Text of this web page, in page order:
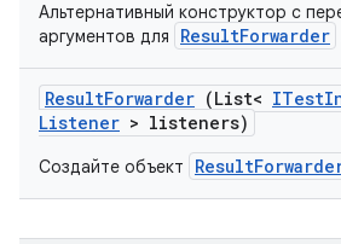
Альтернативный конструктор с
аргументов для
ResultForwarder
ResultForwarder (List< ITest
Listener > listeners)
Создайте объект